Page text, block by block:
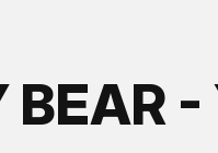
BEAR